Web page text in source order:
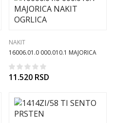
NAKIT
16006.01.0 000.010.1 MAJORICA
NAKIT OGRLICA
11.520 RSD